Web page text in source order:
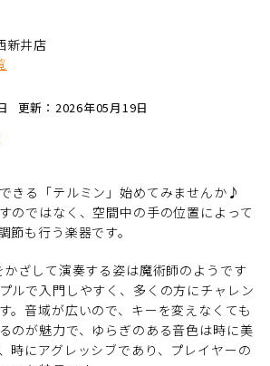
新井店
更新：2026年05月19日
きる「テルミン」始めてみませんか♪
のではなく、空間中の手の位置によって
節も行う楽器です。
かざして演奏する姿は魔術師のようです
ルで入門しやすく、多くの方にチャレン
。音域が広いので、キーを変えなくても
のが魅力で、ゆらぎのある音色は時に美
時にアグレッシブであり、プレイヤーの